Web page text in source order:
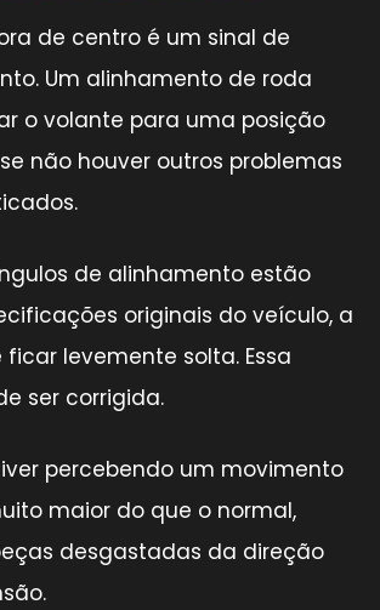
de centro é um sinal de
Um alinhamento de roda
o volante para uma posição
não houver outros problemas
de alinhamento estão
originais do veículo, a
levemente solta. Essa
ser corrigida.
percebendo um movimento
maior do que o normal,
desgastadas da direção